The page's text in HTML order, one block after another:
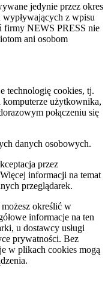
jedynie przez okres
z wpisu
firmy NEWS PRESS nie
ani osobom
technologię cookies, tj.
użytkownika,
połączeniu się
danych osobowych.
przez
informacji na temat
przeglądarek.
określić w
informacje na ten
u dostawcy usługi
prywatności. Bez
w plikach cookies mogą